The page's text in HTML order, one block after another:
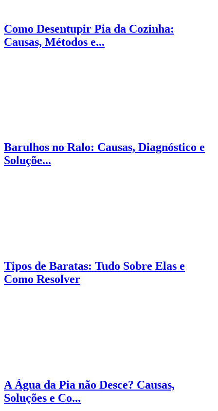
Como Desentupir Pia da Cozinha:
Causas, Métodos e...
Barulhos no Ralo: Causas, Diagnóstico e
Soluçõe...
Tipos de Baratas: Tudo Sobre Elas e
Como Resolver
A Água da Pia não Desce? Causas,
Soluções e Co...